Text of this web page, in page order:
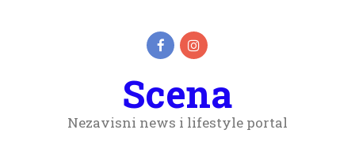
Scena
Nezavisni news i lifestyle portal